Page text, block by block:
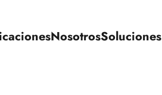
NosotrosSoluciones